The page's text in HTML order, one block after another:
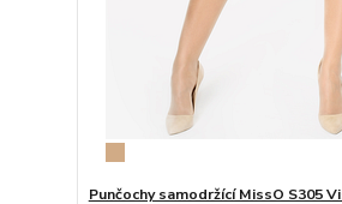
Punčochy samodržící MissO S305